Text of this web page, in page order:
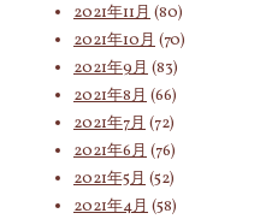
2021年11月 (80)
2021年10月 (70)
2021年9月 (83)
2021年8月 (66)
2021年7月 (72)
2021年6月 (76)
2021年5月 (52)
2021年4月 (58)